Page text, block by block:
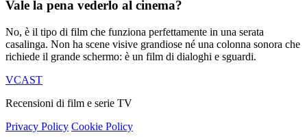
Vale la pena vederlo al cinema?
No, è il tipo di film che funziona perfettamente in una serata
casalinga. Non ha scene visive grandiose né una colonna sonora che
richiede il grande schermo: è un film di dialoghi e sguardi.
VCAST
Recensioni di film e serie TV
Privacy Policy Cookie Policy